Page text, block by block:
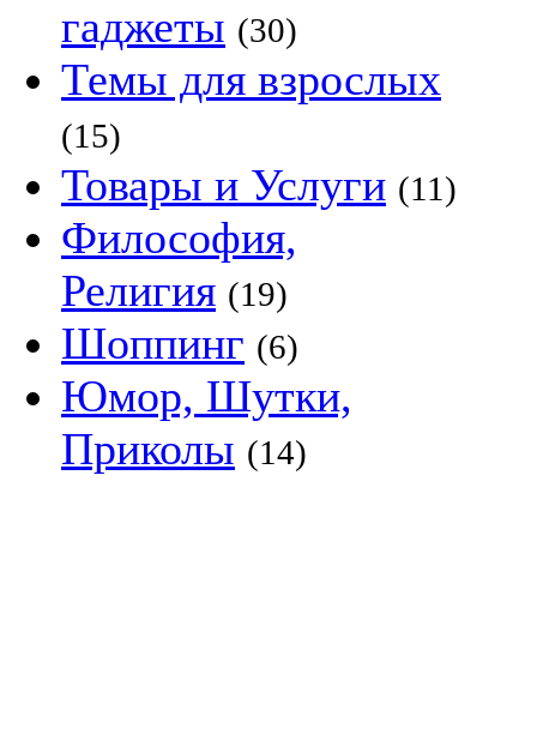
гаджеты (30)
Темы для взрослых
(15)
Товары и Услуги (11)
Философия,
Религия (19)
Шоппинг (6)
Юмор, Шутки,
Приколы (14)